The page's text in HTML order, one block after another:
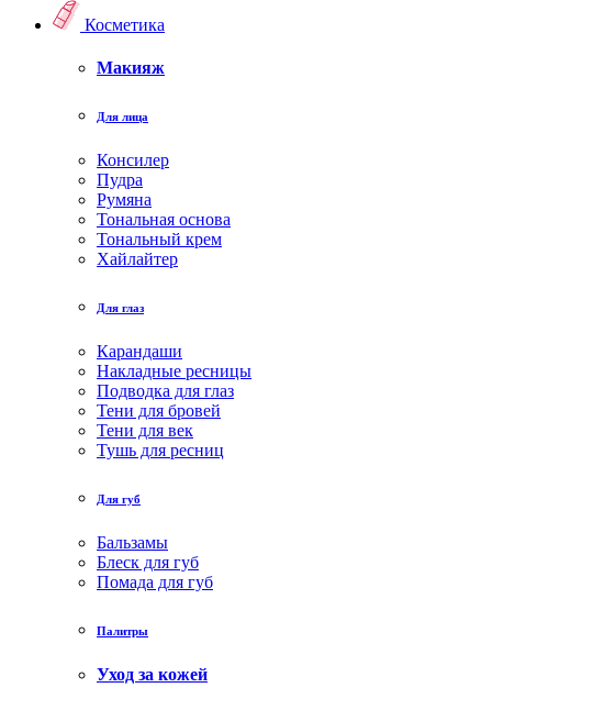
Косметика
Макияж
Для лица
Консилер
Пудра
Румяна
Тональная основа
Тональный крем
Хайлайтер
Для глаз
Карандаши
Накладные ресницы
Подводка для глаз
Тени для бровей
Тени для век
Тушь для ресниц
Для губ
Бальзамы
Блеск для губ
Помада для губ
Палитры
Уход за кожей